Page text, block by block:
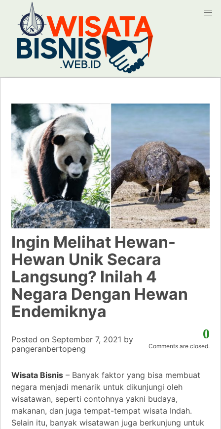
Ingin Melihat Hewan-
Hewan Unik Secara
Langsung? Inilah 4
Negara Dengan Hewan
Endemiknya
0
Comments are closed.
Posted on September 7, 2021 by
pangeranbertopeng
Wisata Bisnis – Banyak faktor yang bisa membuat
negara menjadi menarik untuk dikunjungi oleh
wisatawan, seperti contohnya yakni budaya,
makanan, dan juga tempat-tempat wisata Indah.
Selain itu, banyak wisatawan juga berkunjung untuk